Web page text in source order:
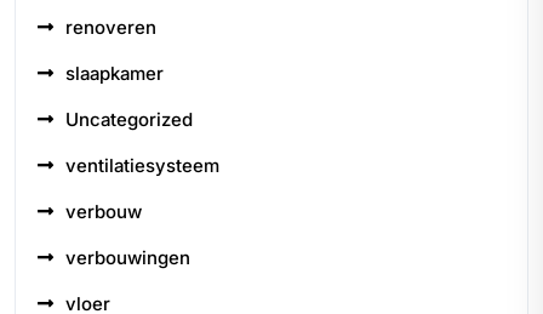
renoveren
slaapkamer
Uncategorized
ventilatiesysteem
verbouw
verbouwingen
vloer